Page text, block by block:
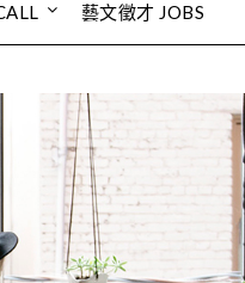
藝文徵才 JOBS